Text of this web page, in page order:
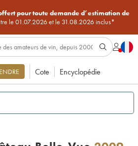
pour toute demande d’estimation de
le 01.07.2026 et le 31.08.2026 inclus*
Cote Encyclopédie